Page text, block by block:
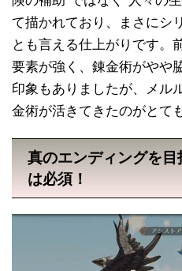
て描かれており、まさにシ
とも言える仕上がりです。
要素が強く、錬金術がやや
印象もありましたが、メル
金術が活きてきたのがとて
真のエンディングを
は必須！